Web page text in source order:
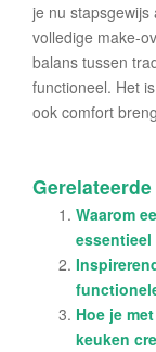
je nu
volledige make-
balans tussen
functioneel. Het
ook comfort
Waarom
essentieel
Hoe je
keuken